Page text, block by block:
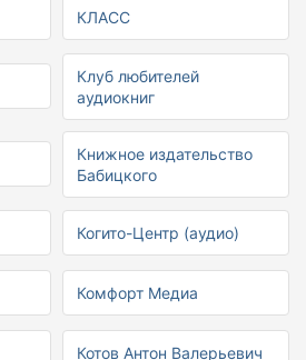
КЛАСС
Клуб любителей
аудиокниг
Книжное издательство
Бабицкого
Когито-Центр (аудио)
Комфорт Медиа
Котов Антон Валерьевич